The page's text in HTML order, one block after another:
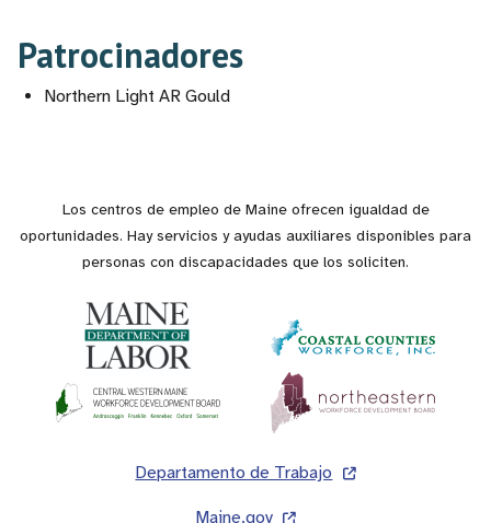
Patrocinadores
Northern Light AR Gould
Los centros de empleo de Maine ofrecen igualdad de
oportunidades. Hay servicios y ayudas auxiliares disponibles para
personas con discapacidades que los soliciten.
Departamento de Trabajo
Maine.gov